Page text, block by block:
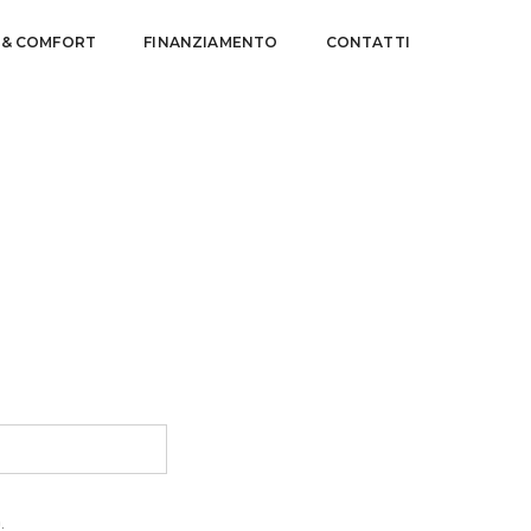
COMFORT FINANZIAMENTO CONTATTI